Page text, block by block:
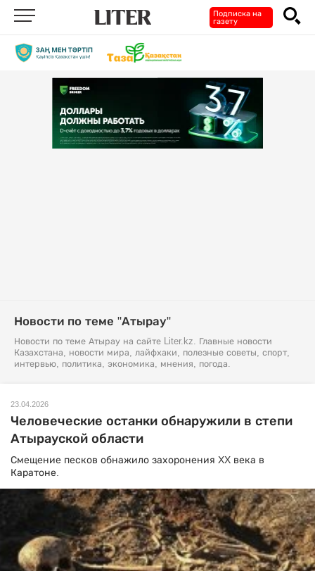
Подписка на
газету
Новости по теме "Атырау"
Новости по теме Атырау на сайте Liter.kz. Главные новости
Казахстана, новости мира, лайфхаки, полезные советы, спорт,
интервью, политика, экономика, мнения, погода.
23.04.2026
Человеческие останки обнаружили в степи
Атырауской области
Смещение песков обнажило захоронения XX века в
Каратоне.